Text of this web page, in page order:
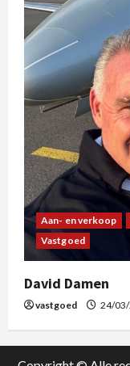
Aan- en verkoop
Vastgoed
David Damen
vastgoed 24/